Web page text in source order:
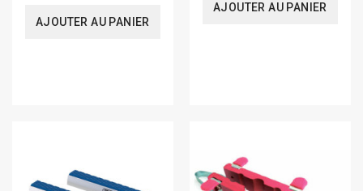
AJOUTER AU PANIER
AJOUTER AU PANIER